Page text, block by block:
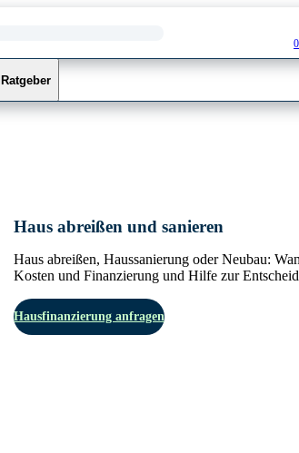
Ratgeber
Haus abreißen und sanieren
Haus abreißen, Haussanierung oder Neubau:
Kosten und Finanzierung und Hilfe zur
Hausfinanzierung anfragen